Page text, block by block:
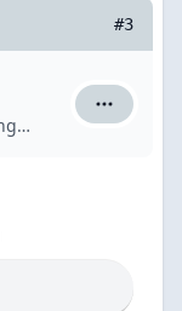
#3
<span style="color: #1C1C1C"><strong>Kayıtsız</strong></span> Kayıtsız